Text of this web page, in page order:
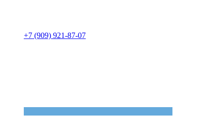
+7 (909) 921-87-07